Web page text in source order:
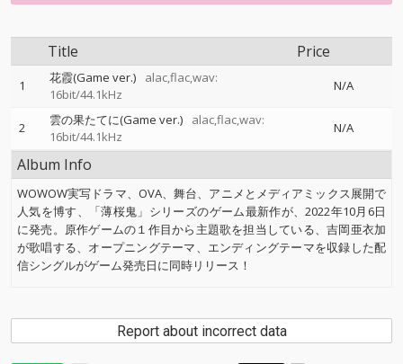
Title Price
1 花霞(Game ver.)
alac,flac,wav:
16bit/44.1kHz
N/A
2 雲の果たてに(Game ver.)
alac,flac,wav:
16bit/44.1kHz
N/A
Album Info
WOWOW実写ドラマ、OVA、舞台、アニメとメディアミックス展開で
人気を博す、「薄桜鬼」シリーズのゲーム最新作が、2022年10月6日
に発売。原作ゲームの１作目から主題歌を担当している、吉岡亜衣加
が歌唱する、オープニングテーマ、エンディングテーマを収録した配
信シングルがゲーム発売日に同時リリース！
Report about incorrect data